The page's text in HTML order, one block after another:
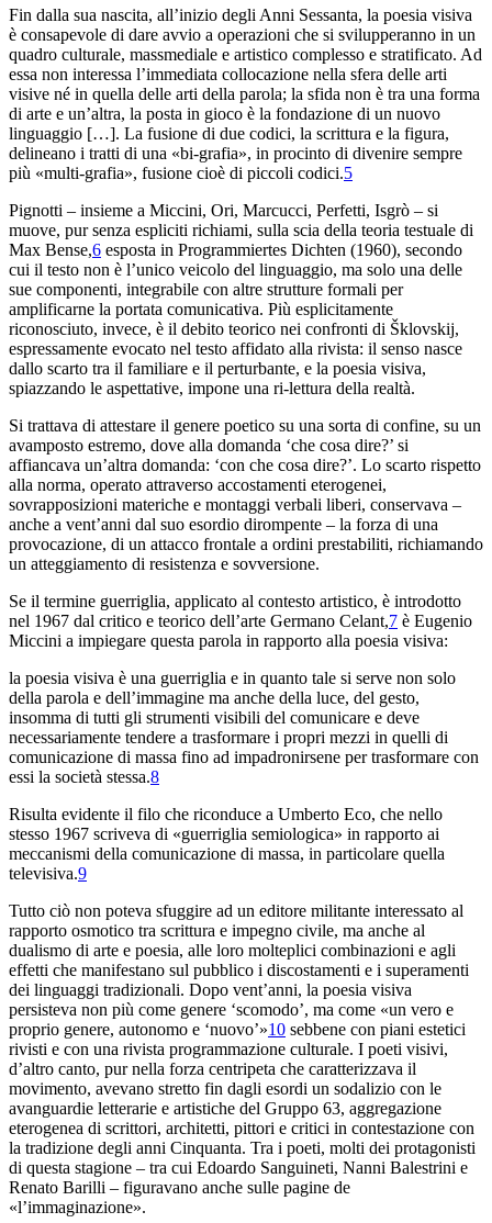
Fin dalla sua nascita, all’inizio degli Anni Sessanta, la poesia visiva
è consapevole di dare avvio a operazioni che si svilupperanno in un
quadro culturale, massmediale e artistico complesso e stratificato. Ad
essa non interessa l’immediata collocazione nella sfera delle arti
visive né in quella delle arti della parola; la sfida non è tra una forma
di arte e un’altra, la posta in gioco è la fondazione di un nuovo
linguaggio […]. La fusione di due codici, la scrittura e la figura,
delineano i tratti di una «bi-grafia», in procinto di divenire sempre
più «multi-grafia», fusione cioè di piccoli codici.5
Pignotti – insieme a Miccini, Ori, Marcucci, Perfetti, Isgrò – si
muove, pur senza espliciti richiami, sulla scia della teoria testuale di
Max Bense,6 esposta in Programmiertes Dichten (1960), secondo
cui il testo non è l’unico veicolo del linguaggio, ma solo una delle
sue componenti, integrabile con altre strutture formali per
amplificarne la portata comunicativa. Più esplicitamente
riconosciuto, invece, è il debito teorico nei confronti di Šklovskij,
espressamente evocato nel testo affidato alla rivista: il senso nasce
dallo scarto tra il familiare e il perturbante, e la poesia visiva,
spiazzando le aspettative, impone una ri-lettura della realtà.
Si trattava di attestare il genere poetico su una sorta di confine, su un
avamposto estremo, dove alla domanda ‘che cosa dire?’ si
affiancava un’altra domanda: ‘con che cosa dire?’. Lo scarto rispetto
alla norma, operato attraverso accostamenti eterogenei,
sovrapposizioni materiche e montaggi verbali liberi, conservava –
anche a vent’anni dal suo esordio dirompente – la forza di una
provocazione, di un attacco frontale a ordini prestabiliti, richiamando
un atteggiamento di resistenza e sovversione.
Se il termine guerriglia, applicato al contesto artistico, è introdotto
nel 1967 dal critico e teorico dell’arte Germano Celant,7 è Eugenio
Miccini a impiegare questa parola in rapporto alla poesia visiva:
la poesia visiva è una guerriglia e in quanto tale si serve non solo
della parola e dell’immagine ma anche della luce, del gesto,
insomma di tutti gli strumenti visibili del comunicare e deve
necessariamente tendere a trasformare i propri mezzi in quelli di
comunicazione di massa fino ad impadronirsene per trasformare con
essi la società stessa.8
Risulta evidente il filo che riconduce a Umberto Eco, che nello
stesso 1967 scriveva di «guerriglia semiologica» in rapporto ai
meccanismi della comunicazione di massa, in particolare quella
televisiva.9
Tutto ciò non poteva sfuggire ad un editore militante interessato al
rapporto osmotico tra scrittura e impegno civile, ma anche al
dualismo di arte e poesia, alle loro molteplici combinazioni e agli
effetti che manifestano sul pubblico i discostamenti e i superamenti
dei linguaggi tradizionali. Dopo vent’anni, la poesia visiva
persisteva non più come genere ‘scomodo’, ma come «un vero e
proprio genere, autonomo e ‘nuovo’»10 sebbene con piani estetici
rivisti e con una rivista programmazione culturale. I poeti visivi,
d’altro canto, pur nella forza centripeta che caratterizzava il
movimento, avevano stretto fin dagli esordi un sodalizio con le
avanguardie letterarie e artistiche del Gruppo 63, aggregazione
eterogenea di scrittori, architetti, pittori e critici in contestazione con
la tradizione degli anni Cinquanta. Tra i poeti, molti dei protagonisti
di questa stagione – tra cui Edoardo Sanguineti, Nanni Balestrini e
Renato Barilli – figuravano anche sulle pagine de
«l’immaginazione».